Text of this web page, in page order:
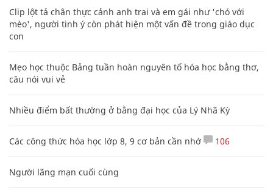
Clip lột tả chân thực cảnh anh trai và em gái như 'chó với
mèo', người tinh ý còn phát hiện một vấn đề trong giáo dục
con
Mẹo học thuộc Bảng tuần hoàn nguyên tố hóa học bằng thơ,
câu nói vui vẻ
Nhiều điểm bất thường ở bằng đại học của Lý Nhã Kỳ
Các công thức hóa học lớp 8, 9 cơ bản cần nhớ 106
Người lãng mạn cuối cùng